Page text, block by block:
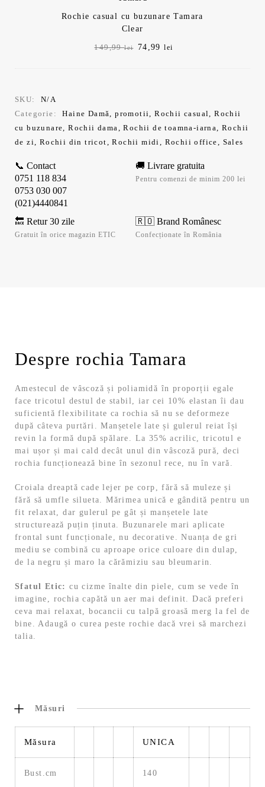
Rochie casual cu buzunare Tamara
Clear
149,99lei
Prețul
74,99lei
SKU:
N/A
Categorie:
Haine Damă,promotii,Rochii casual,Rochii
cu buzunare,Rochii dama,Rochii de toamna-iarna,Rochii
de zi, Rochii din tricot,Rochii midi, Rochii office, Sales
📞 Contact
0751 118 834
0753 030 007
(021)4440841
🚚 Livrare gratuita
Pentru comenzi de minim 200 lei
🔙 Retur 30 zile
Gratuit în orice magazin ETIC
🇷🇴 Brand Românesc
Confecționate în România
Despre rochia Tamara
Amestecul de vâscoză și poliamidă în proporții egale
face tricotul destul de stabil, iar cei 10% elastan îi dau
suficientă flexibilitate ca rochia să nu se deformeze
după câteva purtări. Manșetele late și gulerul reiat își
revin la formă după spălare. La 35% acrilic, tricotul e
mai ușor și mai cald decât unul din vâscoză pură, deci
rochia funcționează bine în sezonul rece, nu în vară.
Croiala dreaptă cade lejer pe corp, fără să muleze și
fără să umfle silueta. Mărimea unică e gândită pentru un
fit relaxat, dar gulerul pe gât și manșetele late
structurează puțin ținuta. Buzunarele mari aplicate
frontal sunt funcționale, nu decorative. Nuanța de gri
mediu se combină cu aproape orice culoare din dulap,
de la negru și maro la cărămiziu sau bleumarin.
Sfatul Etic: cu cizme înalte din piele, cum se vede în
imagine, rochia capătă un aer mai definit. Dacă preferi
ceva mai relaxat, bocancii cu talpă groasă merg la fel de
bine. Adaugă o curea peste rochie dacă vrei să marchezi
talia.
Măsuri
Măsura UNICA
Bust.cm 140